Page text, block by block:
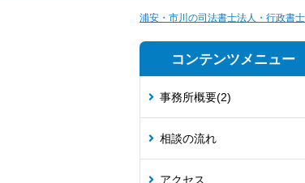
浦安・市川の司法書士法人・行政書
コンテンツメニュー
事務所概要(2)
相談の流れ
アクセス